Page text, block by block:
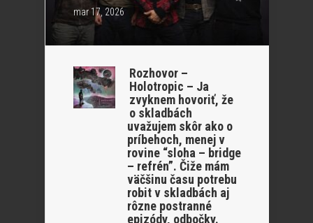
mar 17, 2026
Rozhovor –
Holotropic – Ja
zvyknem hovoriť, že
o skladbách
uvažujem skôr ako o
príbehoch, menej v
rovine “sloha – bridge
– refrén”. Čiže mám
väčšinu času potrebu
robit v skladbách aj
rôzne postranné
epizódy, odbočky.